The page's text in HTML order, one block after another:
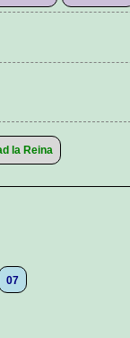
la Reina
07